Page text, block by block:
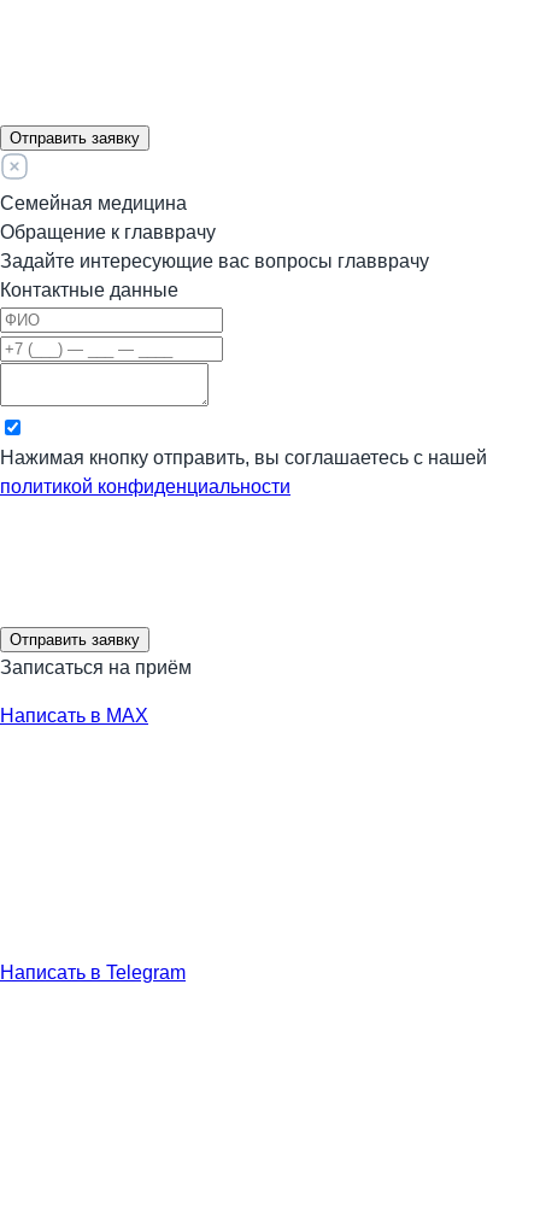
Отправить заявку
Семейная медицина
Обращение к главврачу
Задайте интересующие вас вопросы главврачу
Контактные данные
Нажимая кнопку отправить, вы соглашаетесь с нашей
политикой конфиденциальности
Отправить заявку
Записаться на приём
Написать в MAX
Написать в Telegram